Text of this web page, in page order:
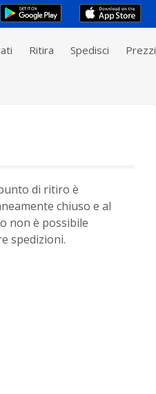
Ritira Spedisci Prezzi
di ritiro è
chiuso e al
non è possibile
spedizioni.